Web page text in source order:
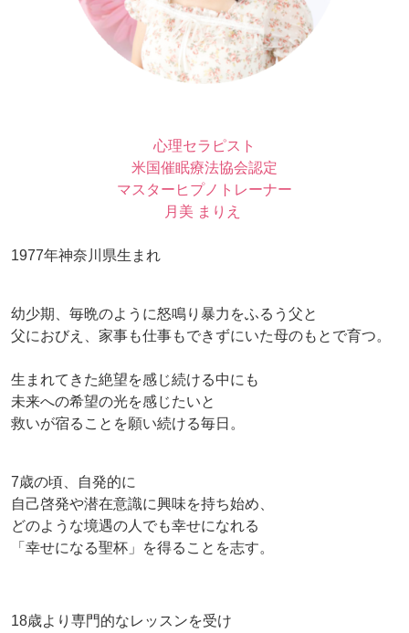
心理セラピスト
米国催眠療法協会認定
マスターヒプノトレーナー
月美 まりえ
1977年神奈川県生まれ
幼少期、毎晩のように怒鳴り暴力をふるう父と
父におびえ、家事も仕事もできずにいた母のもとで育つ。
生まれてきた絶望を感じ続ける中にも
未来への希望の光を感じたいと
救いが宿ることを願い続ける毎日。
7歳の頃、自発的に
自己啓発や潜在意識に興味を持ち始め、
どのような境遇の人でも幸せになれる
「幸せになる聖杯」を得ることを志す。
18歳より専門的なレッスンを受け